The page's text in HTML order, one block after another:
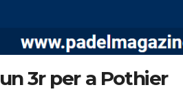
3r per a Pothier